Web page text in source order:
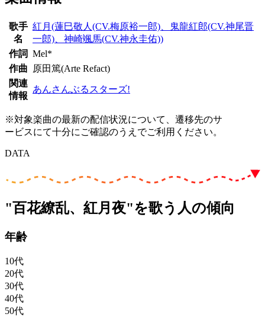
歌手
名
紅月(蓮巳敬人(CV.梅原裕一郎)、鬼龍紅郎(CV.神尾晋
一郎)、神崎颯馬(CV.神永圭佑))
作詞 Mel*
作曲
原田篤(Arte Refact)
関連
情報
あんさんぶるスターズ!
※対象楽曲の最新の配信状況について、遷移先のサ
ービスにて十分にご確認のうえでご利用ください。
DATA
"百花繚乱、紅月夜"を歌う人の傾向
年齢
10代
20代
30代
40代
50代